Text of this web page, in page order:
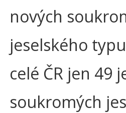
nových
jeselského
celé ČR jen 49
soukromých